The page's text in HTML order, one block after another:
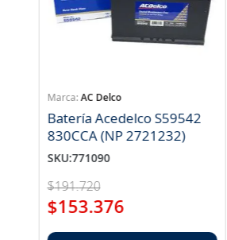
AC Delco
Batería Acedelco S59542
830CCA (NP 2721232)
SKU:771090
$191.720
$153.376